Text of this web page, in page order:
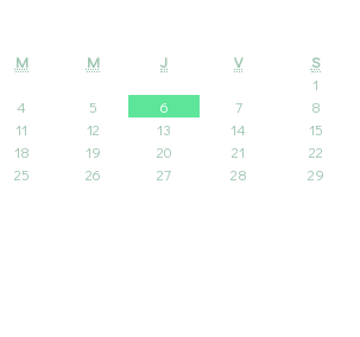
M M J V
S
1
4 5 6 7
8
11 12 13 14
15
18 19 20 21
22
25 26 27 28
29